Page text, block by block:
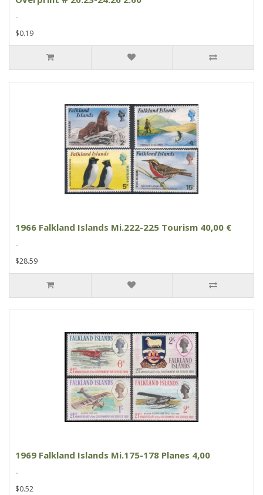
..
$0.19
1966 Falkland Islands Mi.222-225 Tourism 40,00 €
..
$28.59
1969 Falkland Islands Mi.175-178 Planes 4,00
..
$0.52